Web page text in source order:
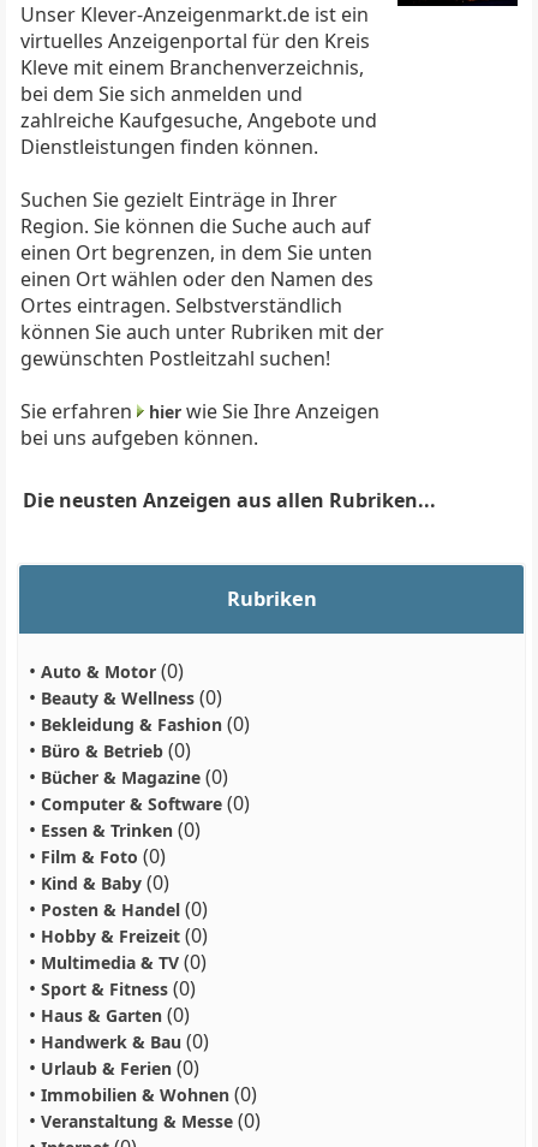
Unser Klever-Anzeigenmarkt.de ist ein
virtuelles Anzeigenportal für den Kreis
Kleve mit einem Branchenverzeichnis,
bei dem Sie sich anmelden und
zahlreiche Kaufgesuche, Angebote und
Dienstleistungen finden können.
Suchen Sie gezielt Einträge in Ihrer
Region. Sie können die Suche auch auf
einen Ort begrenzen, in dem Sie unten
einen Ort wählen oder den Namen des
Ortes eintragen. Selbstverständlich
können Sie auch unter Rubriken mit der
gewünschten Postleitzahl suchen!
Sie erfahren
hierwie Sie Ihre Anzeigen
bei uns aufgeben können.
Die neusten Anzeigen aus allen Rubriken...
Rubriken
• Auto & Motor(0)
• Beauty & Wellness(0)
• Bekleidung & Fashion(0)
• Büro & Betrieb(0)
• Bücher & Magazine(0)
• Computer & Software(0)
• Essen & Trinken(0)
• Film & Foto (0)
• Kind & Baby(0)
• Posten & Handel(0)
• Hobby & Freizeit(0)
• Multimedia & TV(0)
• Sport & Fitness(0)
• Haus & Garten(0)
• Handwerk & Bau (0)
• Urlaub & Ferien(0)
• Immobilien & Wohnen(0)
• Veranstaltung & Messe(0)